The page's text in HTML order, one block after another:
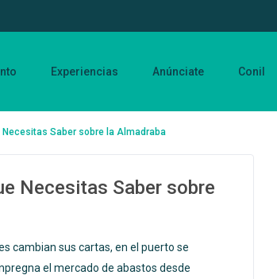
Experiencias Anúnciate Conil
Necesitas Saber sobre la Almadraba
Necesitas Saber sobre
cambian sus cartas, en el puerto se
el mercado de abastos desde